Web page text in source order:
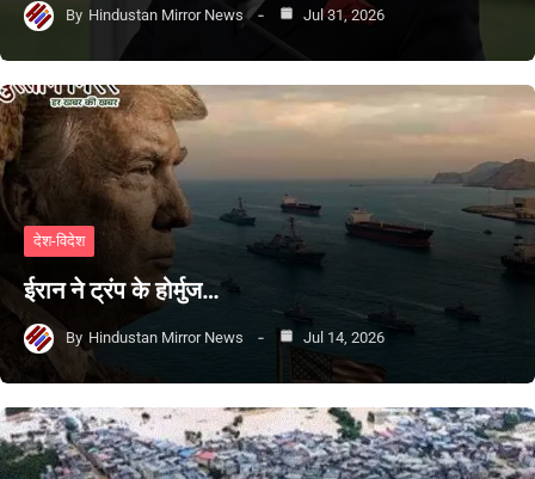
By Hindustan Mirror News Jul 31, 2026
देश-विदेश
ईरान ने ट्रंप के होर्मुज…
By Hindustan Mirror News Jul 14, 2026